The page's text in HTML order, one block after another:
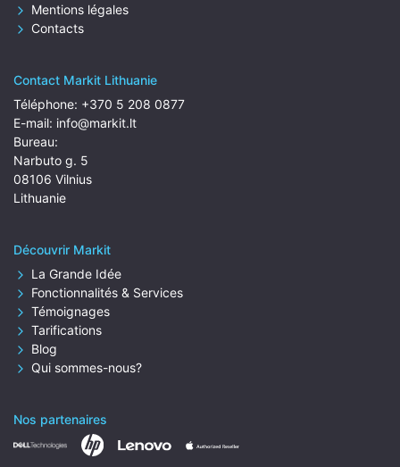
Mentions légales
Contacts
Contact Markit Lithuanie
Téléphone: +370 5 208 0877
E-mail: info@markit.lt
Bureau:
Narbuto g. 5
08106 Vilnius
Lithuanie
Découvrir Markit
La Grande Idée
Fonctionnalités & Services
Témoignages
Tarifications
Blog
Qui sommes-nous?
Nos partenaires